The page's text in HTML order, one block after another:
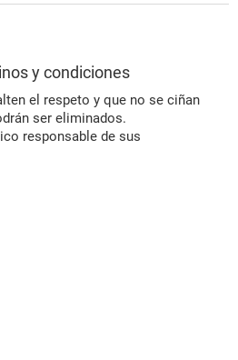
y condiciones
el respeto y que no se ciñan
ser eliminados.
responsable de sus